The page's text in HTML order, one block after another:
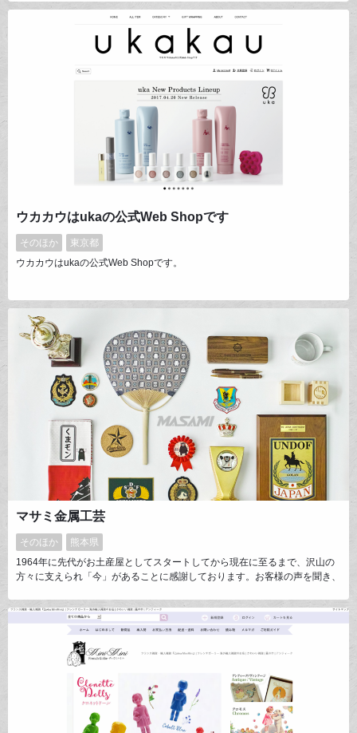
で看板用の大判印刷も可能です。お店のメニュー用ポスターやデジカメ写真
を大きく印刷、学会用のポスター印刷など幅広い用途でお選びいただいてま
す。是非ご覧下さい。
ウカカウはukaの公式Web Shopです
そのほか
東京都
ウカカウはukaの公式Web Shopです。
マサミ金属工芸
そのほか
熊本県
1964年に先代がお土産屋としてスタートしてから現在に至るまで、沢山の
方々に支えられ「今」があることに感謝しております。お客様の声を聞き、
ーに心のこもった対応を心掛ける事務スタッフ、クオリティ重視の製作スタ
ッフ、「思い出をカタチに…」「感動をカタチに…」少数精鋭のスタッフが
一丸となってお客様に納得して頂ける商品を提供いたします。